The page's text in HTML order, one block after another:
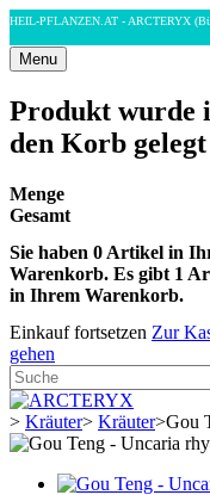
HEIL-PFLANZEN.AT - ARCTERYX
Menu
Produkt wurde
den Korb gelegt
Menge
Gesamt
Sie haben 0 Artikel in
Warenkorb. Es gibt 1
in Ihrem Warenkorb.
Einkauf fortsetzen Zur
gehen
> Kräuter> Kräuter>Gou